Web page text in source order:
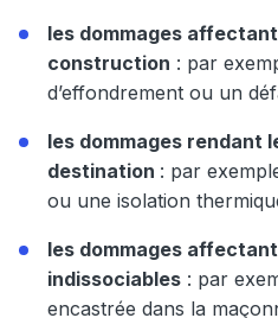
les dommages
construction : par
d’effondrement ou un
les dommages rendant
destination : par
ou une isolation
les dommages
indissociables : par
encastrée dans la